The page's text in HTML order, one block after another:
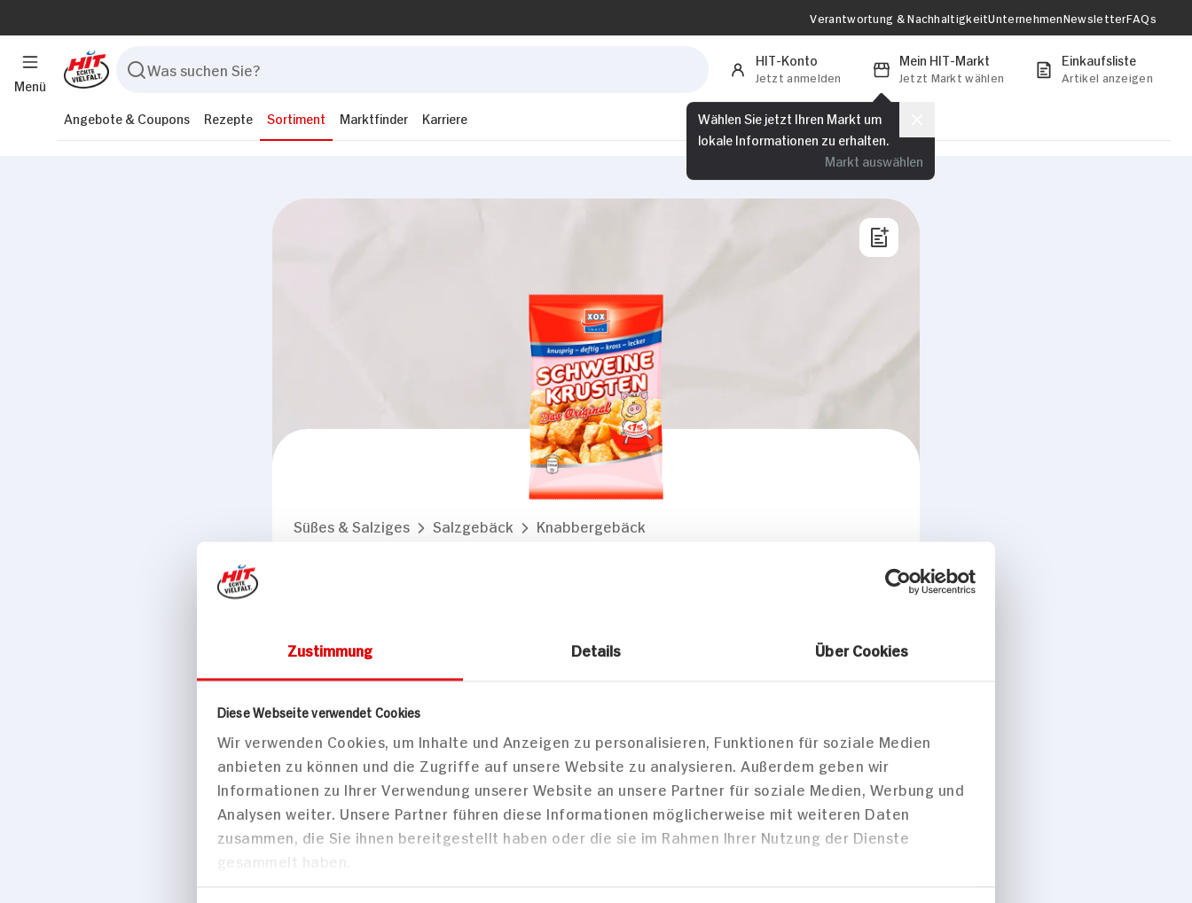
Menü
Verantwortung & NachhaltigkeitUnternehmenNewsletterFAQs
HIT-Konto
Jetzt anmelden
Mein HIT-Markt
Jetzt Markt wählen
Wählen Sie jetzt Ihren Markt um
lokale Informationen zu erhalten.
Markt auswählen
Einkaufsliste
Artikel anzeigen
Angebote & Coupons Rezepte Sortiment Marktfinder Karriere
Süßes & Salziges Salzgebäck Knabbergebäck
Zum Marktfinder
Marke
XOX